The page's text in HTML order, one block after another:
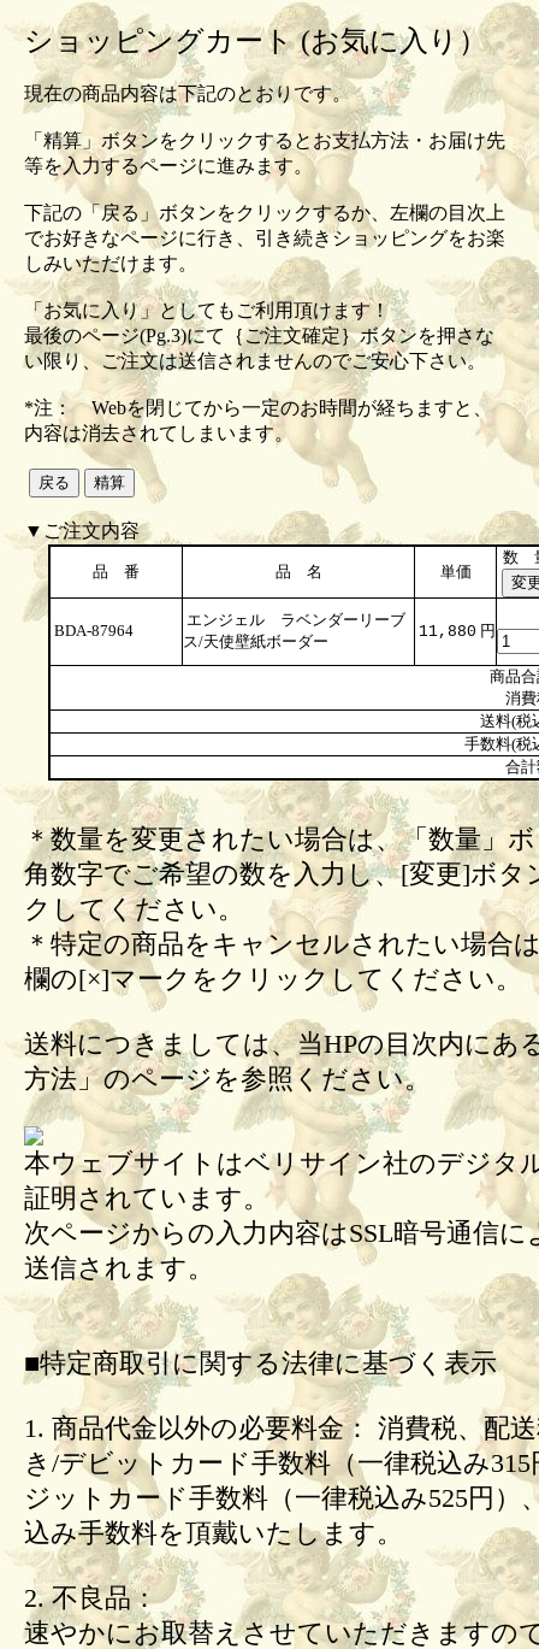
ショッピングカート (お気に入り）
現在の商品内容は下記のとおりです。
「精算」ボタンをクリックするとお支払方法・お届け先
等を入力するページに進みます。
下記の「戻る」ボタンをクリックするか、左欄の目次上
でお好きなページに行き、引き続きショッピングをお楽
しみいただけます。
「お気に入り」としてもご利用頂けます！
最後のページ(Pg.3)にて｛ご注文確定｝ボタンを押さな
い限り、ご注文は送信されませんのでご安心下さい。
*注： Webを閉じてから一定のお時間が経ちますと、
内容は消去されてしまいます。
▼ご注文内容
品 番 品 名 単価
数
BDA-87964
エンジェル ラベンダーリーブ
ス/天使壁紙ボーダー
11,880 円
商品
消
送料(税
手数料(税
合
＊数量を変更されたい場合は、「数量」
角数字でご希望の数を入力し、[変更]ボタ
クしてください。
＊特定の商品をキャンセルされたい場合
欄の[×]マークをクリックしてください。
送料につきましては、当HPの目次内にあ
方法」のページを参照ください。
本ウェブサイトはベリサイン社のデジタ
証明されています。
次ページからの入力内容はSSL暗号通信に
送信されます。
■特定商取引に関する法律に基づく表示
1. 商品代金以外の必要料金： 消費税、配
き/デビットカード手数料（一律税込み
ジットカード手数料（一律税込み525円）
込み手数料を頂戴いたします。
2. 不良品：
速やかにお取替えさせていただきますの